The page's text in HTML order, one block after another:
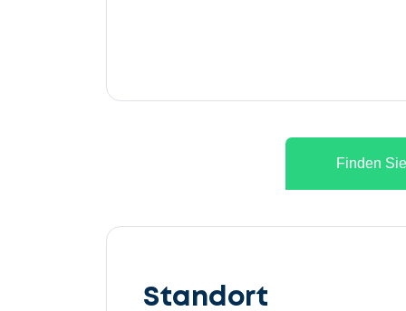
Finden
Standort
Lassen